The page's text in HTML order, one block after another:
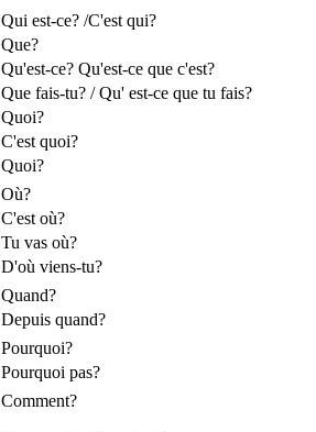
Qui est-ce? /C'est qui?
Que?
Qu'est-ce? Qu'est-ce que c'est?
Que fais-tu? / Qu' est-ce que tu fais?
Quoi?
C'est quoi?
Quoi?
Où?
C'est où?
Tu vas où?
D'où viens-tu?
Quand?
Depuis quand?
Pourquoi?
Pourquoi pas?
Comment?